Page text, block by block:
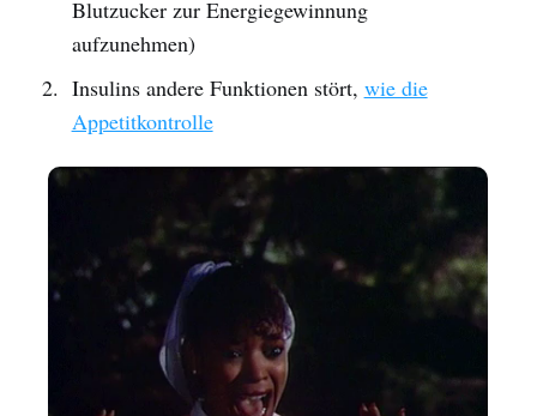
Blutzucker zur Energiegewinnung
aufzunehmen)
Insulins andere Funktionen stört, wie die
Appetitkontrolle